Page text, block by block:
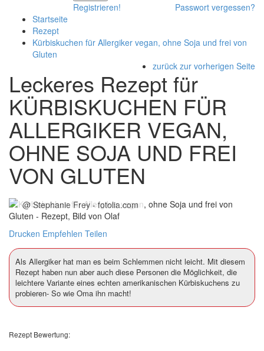
Registrieren!
Passwort vergessen?
Startseite
Rezept
Kürbiskuchen für Allergiker vegan, ohne Soja und frei von
Gluten
zurück zur vorherigen Seite
Leckeres Rezept für
KÜRBISKUCHEN FÜR
ALLERGIKER VEGAN,
OHNE SOJA UND FREI
VON GLUTEN
@ Stephanie Frey - fotolia.com
Drucken Empfehlen Teilen
Als Allergiker hat man es beim Schlemmen nicht leicht. Mit diesem
Rezept haben nun aber auch diese Personen die Möglichkeit, die
leichtere Variante eines echten amerikanischen Kürbiskuchens zu
probieren- So wie Oma ihn macht!
Rezept Bewertung: